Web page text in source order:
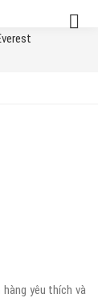
hàng yêu thích và